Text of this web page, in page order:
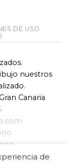
DE USO
nuestros
Canaria
de